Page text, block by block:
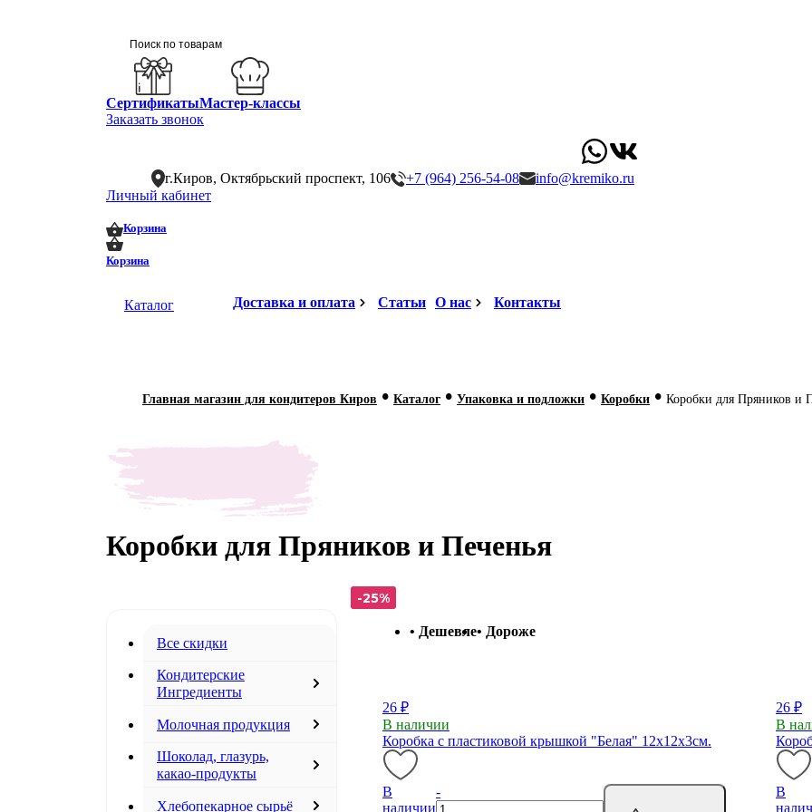
СертификатыМастер-классы
Заказать звонок
г.Киров, Октябрьский проспект, 106 +7 (964) 256-54-08
info@kremiko.ru
Личный кабинет
Корзина
Корзина
Каталог Доставка и оплата Статьи О нас Контакты
Главная магазин для кондитеров Киров • Каталог • Упаковка и подложки • Коробки • Коробки для Пряников и
Коробки для Пряников и Печенья
Все скидки
Кондитерские
Ингредиенты
Молочная продукция
Шоколад, глазурь,
какао-продукты
Хлебопекарное сырьё
• Дешевле• Дороже
26 ₽
В наличии
Коробка с пластиковой крышкой "Белая" 12х12х3см.
В
наличии
-
26 ₽
В
В
-25%
-25%
-25%